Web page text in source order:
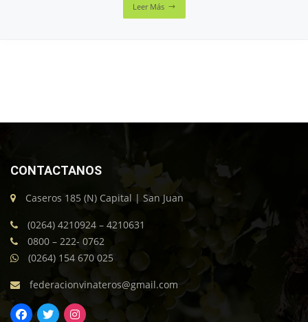
Leer Más
CONTACTANOS
Caseros 185 (N) Capital | San Juan
(0264) 4210924 – 4210631
0800 – 222- 0762
(0264) 154 670 025
federacionvinateros@gmail.com